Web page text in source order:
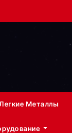
Металлы